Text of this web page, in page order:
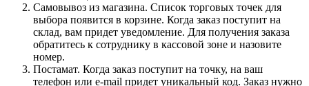
Самовывоз из магазина. Список торговых точек для
выбора появится в корзине. Когда заказ поступит на
склад, вам придет уведомление. Для получения заказа
обратитесь к сотруднику в кассовой зоне и назовите
номер.
Постамат. Когда заказ поступит на точку, на ваш
телефон или e-mail придет уникальный код. Заказ нужно